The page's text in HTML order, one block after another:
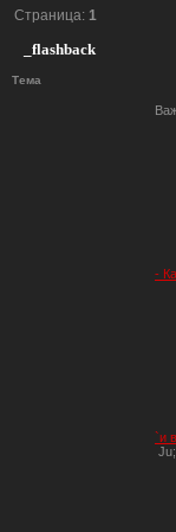
_flashback
Страница: 1
Тема
-
`и
Ju;